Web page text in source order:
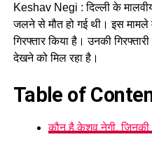
Keshav Negi : दिल्ली के
जलने से मौत हो गई थी। इस
गिरफ्तार किया है। उनकी
देखने को मिल रहा है।
Table of
कौन है केशव नेगी, जिनकी